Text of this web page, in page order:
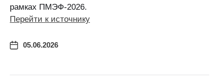
рамках ПМЭФ-2026.
Перейти к источнику
05.06.2026